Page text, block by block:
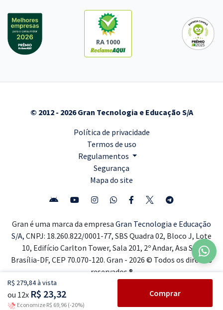
R$ 279,84 à vista
ou 12x R$ 23,32
Economize R$ 69,96 (-20%)
Comprar
RA 1000
© 2012 - 2026 Gran Tecnologia e Educação S/A
Política de privacidade
Termos de uso
Regulamentos
Segurança
Mapa do site
Gran é uma marca da empresa Gran Tecnologia e Educação
S/A, CNPJ: 18.260.822/0001-77, SBS Quadra 02, Bloco J, Lote
10, Edifício Carlton Tower, Sala 201, 2º Andar, Asa Sul,
Brasília-DF, CEP 70.070-120. Gran - 2026 © Todos os direitos
reservados ®